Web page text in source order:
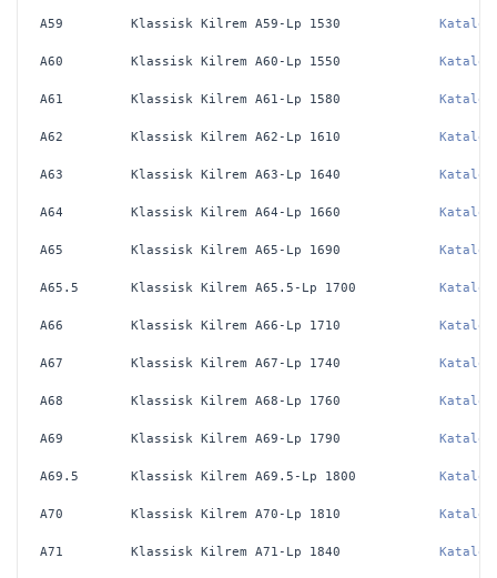
A59 Klassisk Kilrem A59-Lp 1530 Katalog
A60 Klassisk Kilrem A60-Lp 1550 Katalog
A61 Klassisk Kilrem A61-Lp 1580 Katalog
A62 Klassisk Kilrem A62-Lp 1610 Katalog
A63 Klassisk Kilrem A63-Lp 1640 Katalog
A64 Klassisk Kilrem A64-Lp 1660 Katalog
A65 Klassisk Kilrem A65-Lp 1690 Katalog
A65.5 Klassisk Kilrem A65.5-Lp 1700 Katalog
A66 Klassisk Kilrem A66-Lp 1710 Katalog
A67 Klassisk Kilrem A67-Lp 1740 Katalog
A68 Klassisk Kilrem A68-Lp 1760 Katalog
A69 Klassisk Kilrem A69-Lp 1790 Katalog
A69.5 Klassisk Kilrem A69.5-Lp 1800 Katalog
A70 Klassisk Kilrem A70-Lp 1810 Katalog
A71 Klassisk Kilrem A71-Lp 1840 Katalog